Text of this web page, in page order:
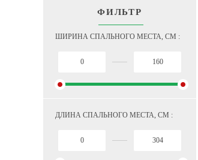
ФИЛЬТР
ШИРИНА СПАЛЬНОГО МЕСТА, СМ :
ДЛИНА СПАЛЬНОГО МЕСТА, СМ :